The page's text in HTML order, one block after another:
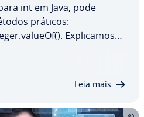
int em Java, pode
práticos:
Ex­pli­ca­mos
Leia mais